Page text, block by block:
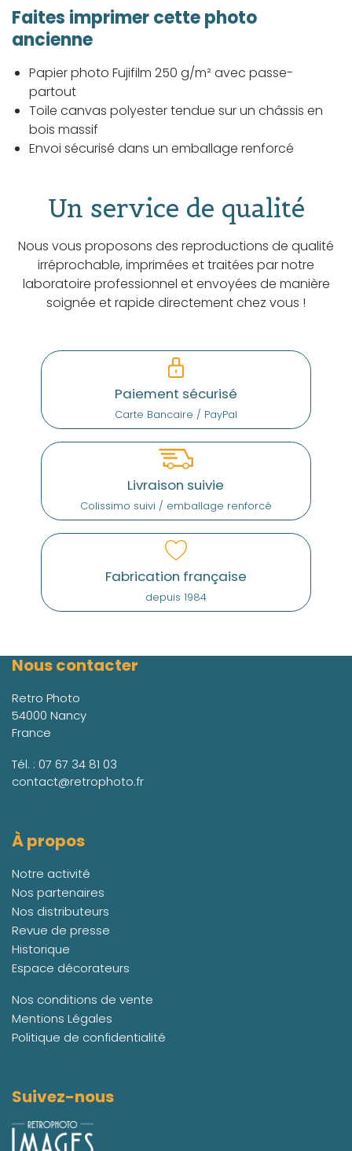
Faites imprimer cette photo
ancienne
Papier photo Fujifilm 250 g/m² avec passe-
partout
Toile canvas polyester tendue sur un châssis en
bois massif
Envoi sécurisé dans un emballage renforcé
Un service de qualité
Nous vous proposons des reproductions de qualité
irréprochable, imprimées et traitées par notre
laboratoire professionnel et envoyées de manière
soignée et rapide directement chez vous !
Paiement sécurisé
Carte Bancaire / PayPal
Livraison suivie
Colissimo suivi / emballage renforcé
Fabrication française
depuis 1984
Nous contacter
Retro Photo
54000 Nancy
France
Tél. : 07 67 34 81 03
contact@retrophoto.fr
À propos
Notre activité
Nos partenaires
Nos distributeurs
Revue de presse
Historique
Espace décorateurs
Nos conditions de vente
Mentions Légales
Politique de confidentialité
Suivez-nous